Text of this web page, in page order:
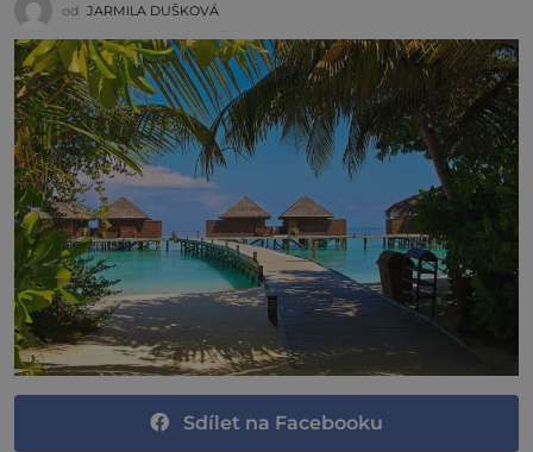
od JARMILA DUŠKOVÁ
Sdílet na Facebooku